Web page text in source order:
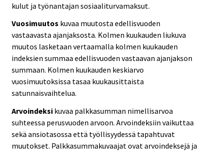
kulut ja työnantajan sosiaaliturvamaksut.
Vuosimuutos kuvaa muutosta edellisvuoden
vastaavasta ajanjaksosta. Kolmen kuukauden liukuva
muutos lasketaan vertaamalla kolmen kuukauden
indeksien summaa edellisvuoden vastaavan ajanjakson
summaan. Kolmen kuukauden keskiarvo
vuosimuutoksissa tasaa kuukausittaista
satunnaisvaihtelua.
Arvoindeksi kuvaa palkkasumman nimellisarvoa
suhteessa perusvuoden arvoon. Arvoindeksiin vaikuttaa
sekä ansiotasossa että työllisyydessä tapahtuvat
muutokset. Palkkasummakuvaajat ovat arvoindeksejä ja